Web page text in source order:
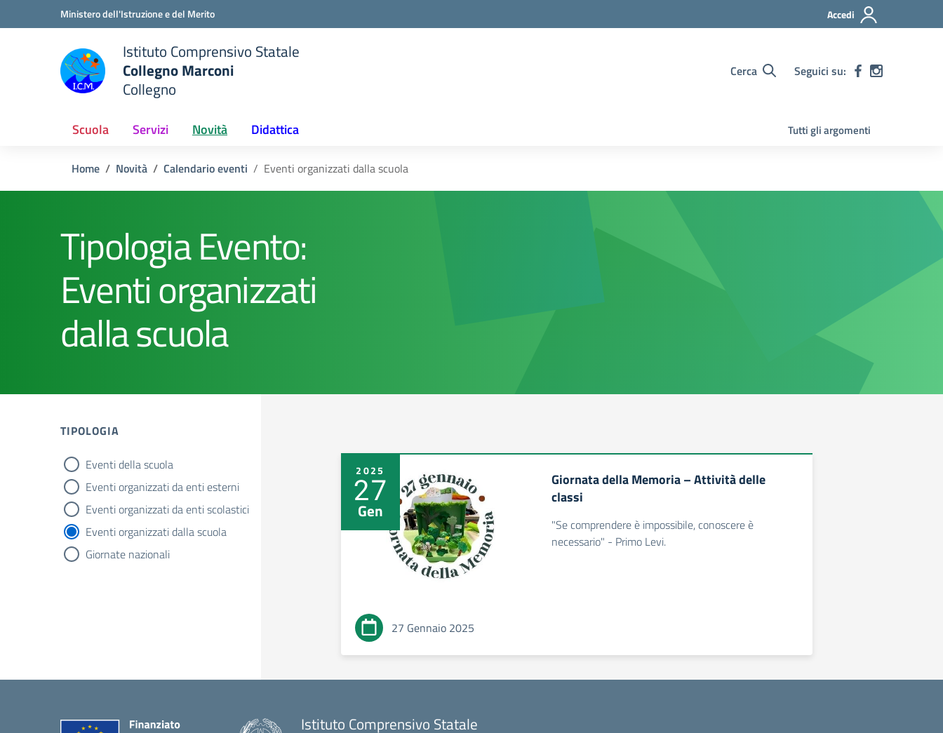
Vai ai contenuti
Vai al menu di navigazioneMinistero dell'Istruzione e del Merito Accedi
Istituto Comprensivo Statale
Collegno Marconi
Collegno
Cerca Seguici su:
Scuola Servizi Novità Didattica Tutti gli argomenti
Home Novità Calendario eventi Eventi organizzati dalla scuola
Tipologia Evento:
Eventi organizzati
dalla scuola
TIPOLOGIA
tipologia di articoli
Eventi della scuola
Eventi organizzati da enti esterni
Eventi organizzati da enti scolastici
Eventi organizzati dalla scuola
Giornate nazionali
2025
27
Gen
Giornata della Memoria – Attività delle
classi
"Se comprendere è impossibile, conoscere è
necessario" - Primo Levi.
27 Gennaio 2025
Istituto Comprensivo Statale